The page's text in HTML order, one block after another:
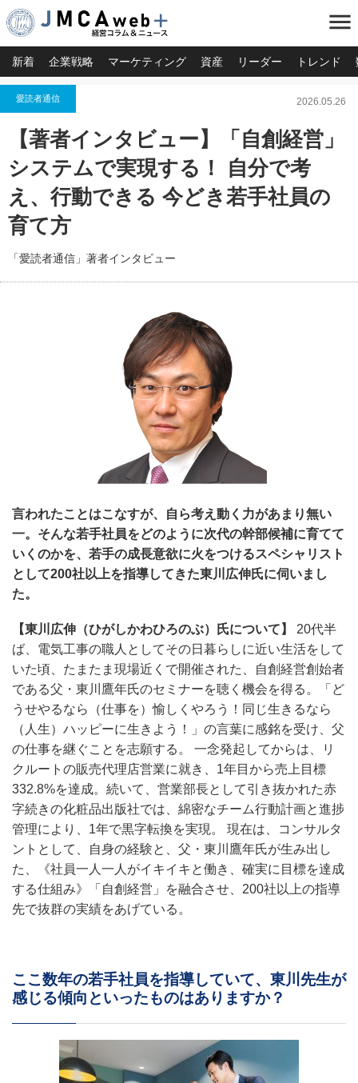
menu
新着 企業戦略 マーケティング 資産 リーダー トレンド
愛読者通信 2026.05.26
【著者インタビュー】「自創経営」
システムで実現する！ 自分で考
え、行動できる 今どき若手社員の
育て方
「愛読者通信」著者インタビュー
言われたことはこなすが、自ら考え動く力があまり無い
一。そんな若手社員をどのように次代の幹部候補に育てて
いくのかを、若手の成長意欲に火をつけるスペシャリスト
として200社以上を指導してきた東川広伸氏に伺いまし
た。
【東川広伸（ひがしかわひろのぶ）氏について】
20代半
ば、電気工事の職人としてその日暮らしに近い生活をして
いた頃、たまたま現場近くで開催された、自創経営創始者
である父・東川鷹年氏のセミナーを聴く機会を得る。「ど
うせやるなら（仕事を）愉しくやろう！同じ生きるなら
（人生）ハッピーに生きよう！」の言葉に感銘を受け、父
の仕事を継ぐことを志願する。 一念発起してからは、リ
クルートの販売代理店営業に就き、1年目から売上目標
332.8%を達成。続いて、営業部長として引き抜かれた赤
字続きの化粧品出版社では、綿密なチーム行動計画と進捗
管理により、1年で黒字転換を実現。 現在は、コンサルタ
ントとして、自身の経験と、父・東川鷹年氏が生み出し
た、《社員一人一人がイキイキと働き、確実に目標を達成
する仕組み》「自創経営」を融合させ、200社以上の指導
先で抜群の実績をあげている。
ここ数年の若手社員を指導していて、東川先生が
感じる傾向といったものはありますか？